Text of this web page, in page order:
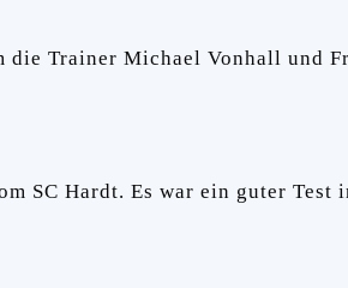
die Trainer Michael Vonhall und
SC Hardt. Es war ein guter